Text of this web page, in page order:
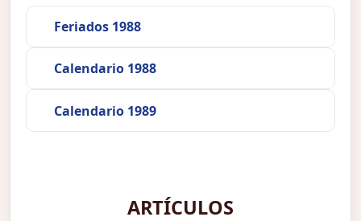
Feriados 1988
Calendario 1988
Calendario 1989
ARTÍCULOS